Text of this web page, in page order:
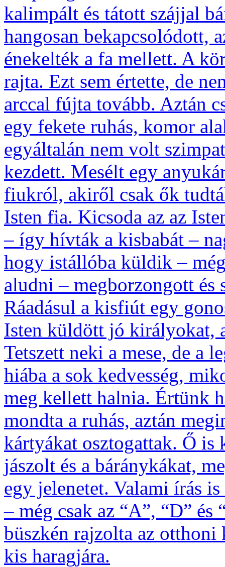
kalimpált és tátott szájjal
hangosan bekapcsolódott,
énekelték a fa mellett. A
rajta. Ezt sem értette, de
arccal fújta tovább. Aztán
egy fekete ruhás, komor
egyáltalán nem volt
kezdett. Mesélt egy
fiukról, akiről csak ők
Isten fia. Kicsoda az az
– így hívták a kisbabát –
hogy istállóba küldik –
aludni – megborzongott és
Ráadásul a kisfiút egy
Isten küldött jó királyokat,
Tetszett neki a mese, de a
hiába a sok kedvesség,
meg kellett halnia. Értünk
mondta a ruhás, aztán
kártyákat osztogattak. Ő is
jászolt és a báránykákat,
egy jelenetet. Valami írás
– még csak az “A”, “D”
büszkén rajzolta az
kis haragjára.